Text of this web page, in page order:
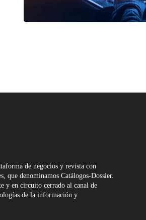
de negocios y revista con
que denominamos Catálogos-Dossier.
y en circuito cerrado al canal de
de la información y